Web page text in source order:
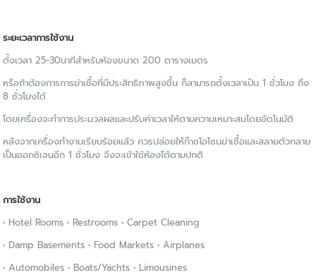
ระยะเวลาการใช้งาน
ตั้งเวลา 25-30นาทีสำหรับห้องขนาด 200 ตารางเมตร
หรือถ้าต้องการการฆ่าเชื้อที่มีประสิทธิภาพสูงขึ้น ก็สามารถตั้งเวลาเป้น 1 ชั่วโมง ถึง
8 ชั่วโมงได้
โดยเครื่องจะทำการประมวลผลและปรับค่าเวลาให้ตามความเหมาะสมโดยอัตโนมัติ
หลังจากเครื่องทำงานเรียบร้อยแล้ว ควรปล่อยให้ก๊าซโอโซนฆ่าเชื้อและสลายตัวกลาย
เป็นออกซิเจนอีก 1 ชั่วโมง จึงจะเข้าใช้ห้องได้ตามปกติ
การใช้งาน
• Hotel Rooms • Restrooms • Carpet Cleaning
• Damp Basements • Food Markets • Airplanes
• Automobiles • Boats/Yachts • Limousines